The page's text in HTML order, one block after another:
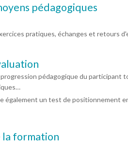
pédagogiques
pratiques, échanges et retours
pédagogique du participant
également un test de positionnement
la formation